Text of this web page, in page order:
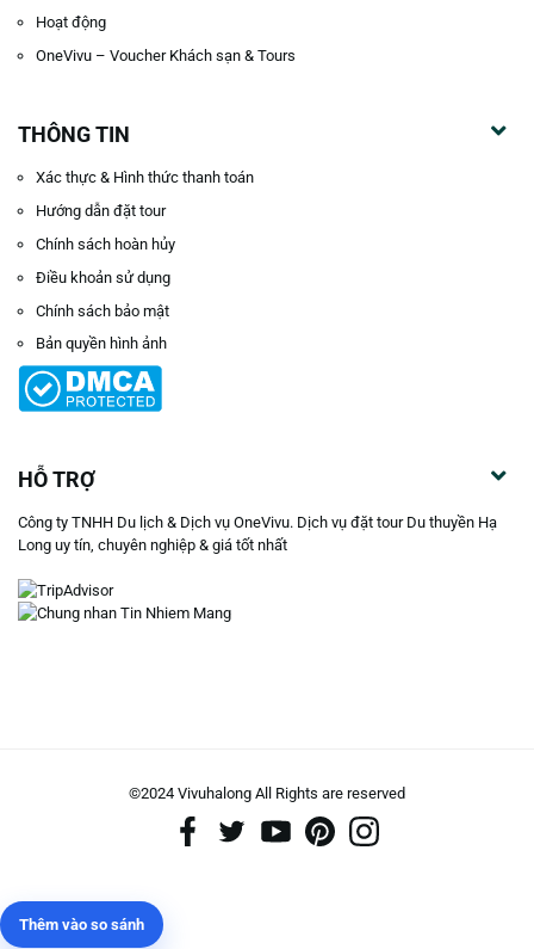
Hoạt động
OneVivu – Voucher Khách sạn & Tours
THÔNG TIN
Xác thực & Hình thức thanh toán
Hướng dẫn đặt tour
Chính sách hoàn hủy
Điều khoản sử dụng
Chính sách bảo mật
Bản quyền hình ảnh
HỖ TRỢ
Công ty TNHH Du lịch & Dịch vụ OneVivu. Dịch vụ đặt tour Du thuyền Hạ
Long uy tín, chuyên nghiệp & giá tốt nhất
©2024 Vivuhalong All Rights are reserved️
Thêm vào so sánh